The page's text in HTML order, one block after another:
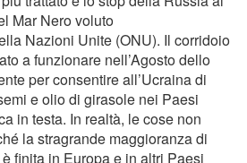
Mar Nero voluto
Nazioni Unite (ONU). Il corridoio
a funzionare nell’Agosto dello
per consentire all’Ucraina di
e olio di girasole nei Paesi
in testa. In realtà, le cose non
la stragrande maggioranza di
finita in Europa e in altri Paesi